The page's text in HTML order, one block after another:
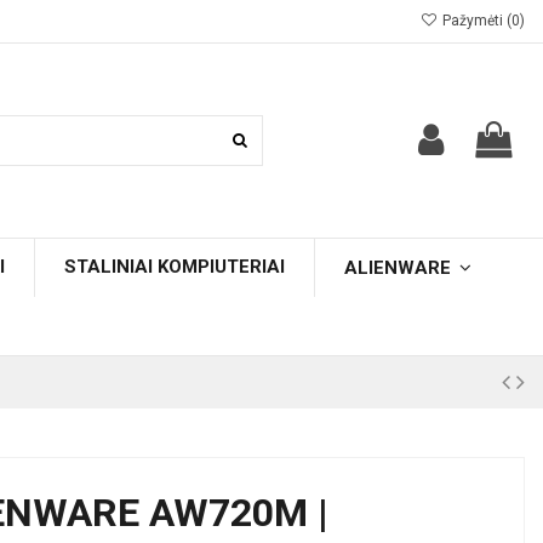
Pažymėti (0)
STALINIAI KOMPIUTERIAI ALIENWARE
AW720M |